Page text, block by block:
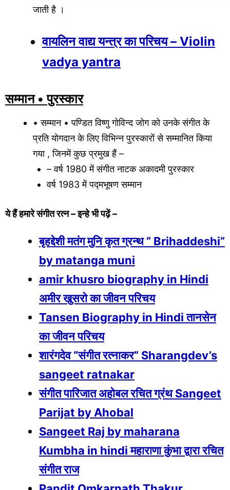
जाती है ।
वायलिन वाद्य यन्त्र का परिचय – Violin
vadya yantra
सम्मान • पुरस्कार
• सम्मान • पण्डित विष्णु गोविन्द जोग को उनके संगीत के
प्रति योगदान के लिए विभिन्न पुरस्कारों से सम्मानित किया
गया , जिनमें कुछ प्रमुख हैं –
– वर्ष 1980 में संगीत नाटक अकादमी पुरस्कार
वर्ष 1983 में पद्मभूषण सम्मान
ये हैं हमारे संगीत रत्न – इन्हे भी पढ़ें –
बृहद्देशी मतंग मुनि कृत ग्रन्थ ” Brihaddeshi”
by matanga muni
amir khusro biography in Hindi
अमीर खुसरो का जीवन परिचय
Tansen Biography in Hindi तानसेन
का जीवन परिचय
शारंगदेव “संगीत रत्नाकर” Sharangdev’s
sangeet ratnakar
संगीत पारिजात अहोबल रचित ग्रंथ Sangeet
Parijat by Ahobal
Sangeet Raj by maharana
Kumbha in hindi महाराणा कुंभा द्वारा रचित
संगीत राज